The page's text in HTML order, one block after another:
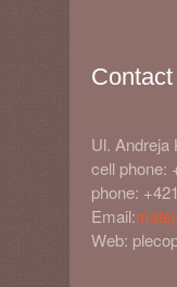
Ul. Andreja
cell phone:
phone:
Email:
Web: